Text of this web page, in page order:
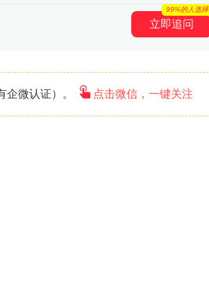
立即追问
99%的人选择
企微认证）。 点击微信，一键关注